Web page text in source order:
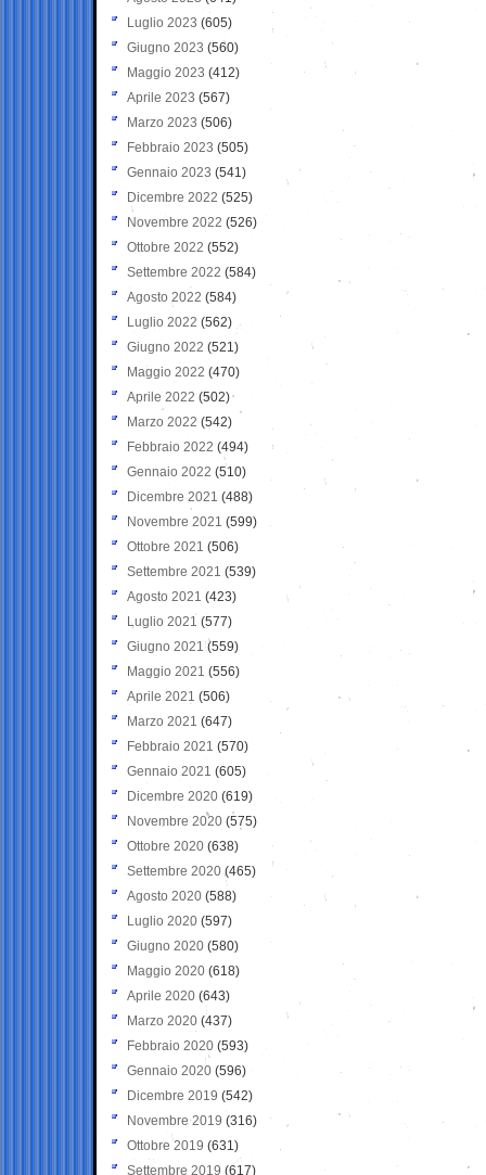
Luglio 2023 (605)
Giugno 2023 (560)
Maggio 2023 (412)
Aprile 2023 (567)
Marzo 2023 (506)
Febbraio 2023 (505)
Gennaio 2023 (541)
Dicembre 2022 (525)
Novembre 2022 (526)
Ottobre 2022 (552)
Settembre 2022 (584)
Agosto 2022 (584)
Luglio 2022 (562)
Giugno 2022 (521)
Maggio 2022 (470)
Aprile 2022 (502)
Marzo 2022 (542)
Febbraio 2022 (494)
Gennaio 2022 (510)
Dicembre 2021 (488)
Novembre 2021 (599)
Ottobre 2021 (506)
Settembre 2021 (539)
Agosto 2021 (423)
Luglio 2021 (577)
Giugno 2021(559)
Maggio 2021 (556)
Aprile 2021 (506)
Marzo 2021 (647)
Febbraio 2021 (570)
Gennaio 2021 (605)
Dicembre 2020 (619)
Novembre 2020 (575)
Ottobre 2020 (638)
Settembre 2020(465)
Agosto 2020 (588)
Luglio 2020 (597)
Giugno 2020 (580)
Maggio 2020 (618)
Aprile 2020 (643)
Marzo 2020 (437)
Febbraio 2020 (593)
Gennaio 2020 (596)
Dicembre 2019 (542)
Novembre 2019 (316)
Ottobre 2019 (631)
Settembre 2019 (617)